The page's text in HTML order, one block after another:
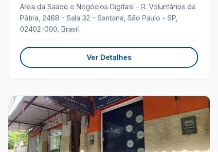
Área da Saúde e Negócios Digitais - R. Voluntários da
Pátria, 2468 - Sala 32 - Santana, São Paulo - SP,
02402-000, Brasil
Ver Detalhes